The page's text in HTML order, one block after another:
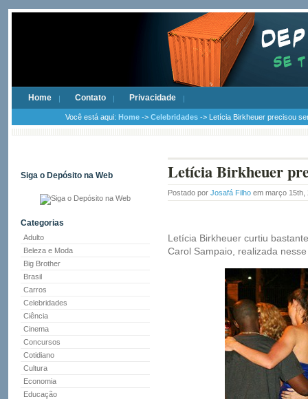
Home Contato Privacidade
Você está aqui: Home -> Celebridades -> Letícia Birkheuer precisou
Siga o Depósito na Web
Categorias
Adulto
Beleza e Moda
Big Brother
Brasil
Carros
Celebridades
Ciência
Cinema
Concursos
Cotidiano
Cultura
Economia
Educação
Letícia Birkheuer
Postado por Josafá Filho em março
Letícia Birkheuer curtiu
Carol Sampaio, realizada